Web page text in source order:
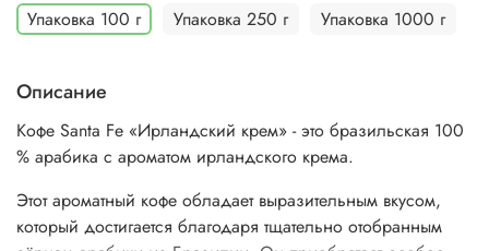
Упаковка 100 г Упаковка 250 г Упаковка 1000 г
Описание
Кофе Santa Fe «Ирландский крем» - это бразильская 100
% арабика с ароматом ирландского крема.
Этот ароматный кофе обладает выразительным вкусом,
который достигается благодаря тщательно отобранным